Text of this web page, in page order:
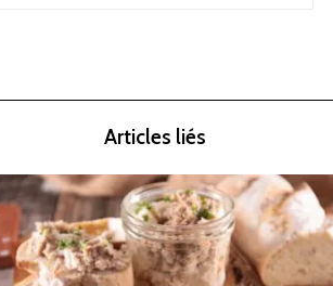
Articles liés
LA PROTECTION DES DONNÉES
GROUPE AFNOR